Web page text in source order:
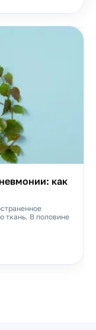
как
ткань. В половине